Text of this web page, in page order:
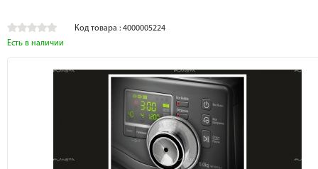
Код товара : 4000005224
Есть в наличии